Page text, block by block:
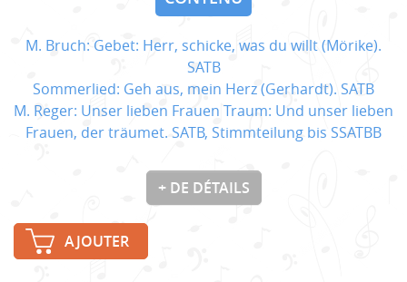
M. Bruch: Gebet: Herr, schicke, was du willt (Mörike).
SATB
Sommerlied: Geh aus, mein Herz (Gerhardt). SATB
M. Reger: Unser lieben Frauen Traum: Und unser lieben
Frauen, der träumet. SATB, Stimmteilung bis SSATBB
+ DE DÉTAILS
AJOUTER